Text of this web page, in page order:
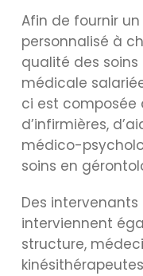
Afin de fournir
personnalisé à
qualité des soins
médicale
ci est composée
d’infirmières,
médico-
soins en
Des
interviennent
structure,